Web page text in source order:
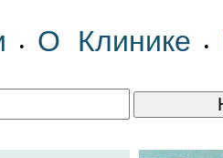
• О Клинике •